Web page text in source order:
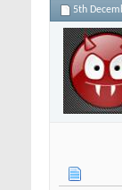
5th